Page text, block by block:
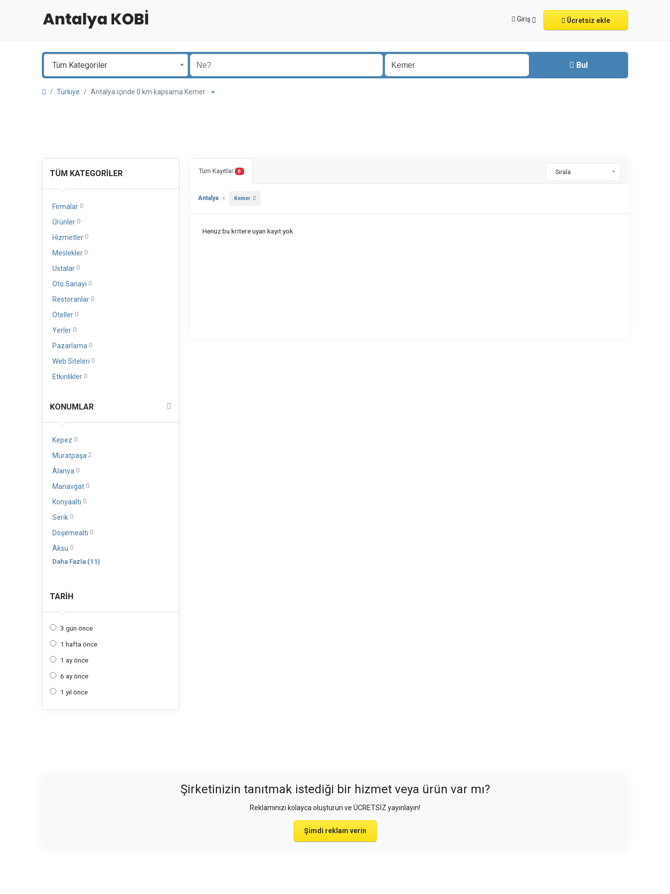
Giriş Ücretsiz ekle
Tüm Kategoriler Bul
Türkiye Antalya içinde 0 km kapsama Kemer
TÜM KATEGORILER
Firmalar 0
Ürünler 0
Hizmetler 0
Meslekler 0
Ustalar 0
Oto Sanayi 0
Restoranlar 0
Oteller 0
Yerler 0
Pazarlama 0
Web Siteleri 0
Etkinlikler 0
KONUMLAR
Kepez 0
Muratpaşa 2
Alanya 0
Manavgat 0
Konyaaltı 0
Serik 0
Döşemealtı 0
Aksu 0
Daha Fazla (11)
TARIH
3 gün önce
1 hafta önce
1 ay önce
6 ay önce
1 yıl önce
Tüm Kayıtlar 0 Sırala
Antalya » Kemer
Henüz bu kritere uyan kayıt yok.
Şirketinizin tanıtmak istediği bir hizmet veya ürün var mı?
Reklamınızı kolayca oluşturun ve ÜCRETSİZ yayınlayın!
Şimdi reklam verin